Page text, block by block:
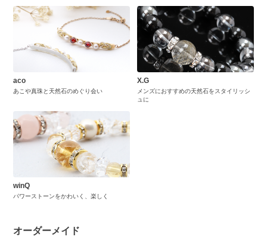
aco
あこや真珠と天然石のめぐり会い
X.G
メンズにおすすめの天然石をスタイリッシ
ュに
winQ
パワーストーンをかわいく、楽しく
オーダーメイド